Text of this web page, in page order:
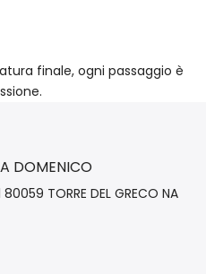
finale, ogni passaggio è
DOMENICO
80059 TORRE DEL GRECO NA